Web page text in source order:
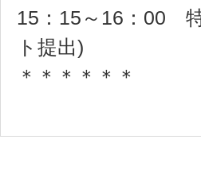
15：15～16：00
ト提出)
＊＊＊＊＊＊